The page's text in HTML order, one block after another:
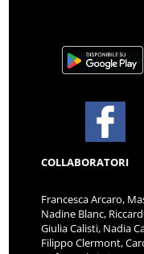
COLLABORATORI
Francesca Arcaro,
Nadine Blanc,
Giulia Calisti, Nadia
Filippo Clermont,